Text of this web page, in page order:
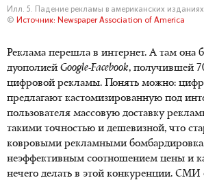
Илл. 5. Падение рекламы в американских изданиях
© Источник: Newspaper Association of America
Реклама перешла в интернет. А там она
дуополией Google-Facebook, получившей
цифровой рекламы. Понять можно:
предлагают кастомизированную под
пользователя массовую доставку
такими точностью и дешевизной, что
ковровыми рекламными
неэффективным соотношением цены и
нечего делать в этой конкуренции. СМИ